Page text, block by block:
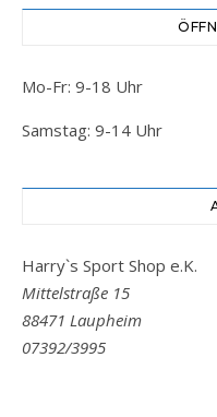
Mo-Fr: 9-18 Uhr
Samstag: 9-14 Uhr
Harry`s Sport Shop e.K.
Mittelstraße 15
88471 Laupheim
07392/3995